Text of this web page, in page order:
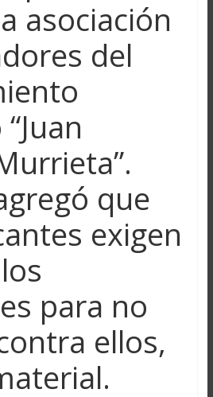
asociación
del
que
exigen
para no
ellos,